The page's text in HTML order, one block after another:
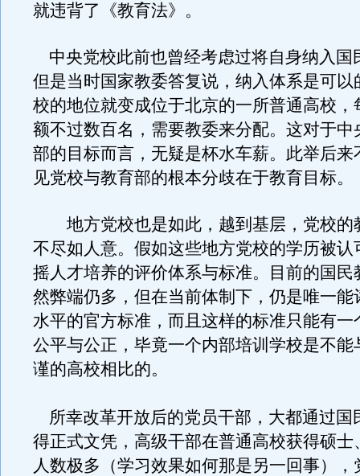
就违背了《教育法》。
中央党校此前也曾经考虑过将自身纳入国
但是当时国家教委答复说，纳入体系是可以
校的地位就变成位于北京的一所普通高校，
额不过数百名，需要教委来分配。这对于中
部的目标而言，无疑是杯水车薪。此举后来
见党校与教育部的根本分歧在于教育目标。
地方党校也是如此，越到基层，党校的
不尽如人意。假如这些地方党校的学历被认
摇人才培养的评价体系与标准。目前的国民
然弊端仍多，但在当前体制下，仍是唯一能
水平的官方标准，而且这样的标准只能有一
公平与公正，毕竟一个内部培训学校是不能
谨的高校相比的。
所幸改革开放后的党员干部，大都通过国
得正式文凭，高级干部在普通高校获得硕士
人数极多（学习效果如何那是另一回事），